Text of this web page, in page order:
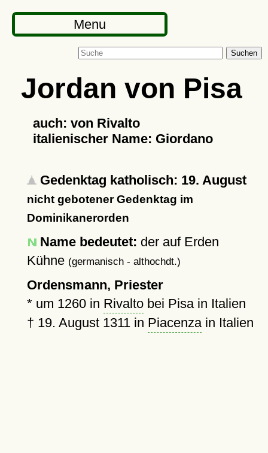
Menu
Suchen
Jordan von Pisa
auch: von Rivalto
italienischer Name: Giordano
Gedenktag katholisch: 19. August
nicht gebotener Gedenktag im
Dominikanerorden
Name bedeutet: der auf Erden
Kühne (germanisch - althochdt.)
Ordensmann, Priester
* um 1260in Rivaltobei Pisa in Italien
† 19. August 1311in Piacenzain Italien